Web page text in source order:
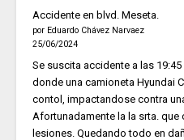
Accidente en blvd. Meseta.
por Eduardo Chávez Narvaez
25/06/2024
Se suscita accidente a las
donde una camioneta Hyundai
contol, impactandose contra
Afortunadamente la la srta.
lesiones. Quedando todo en